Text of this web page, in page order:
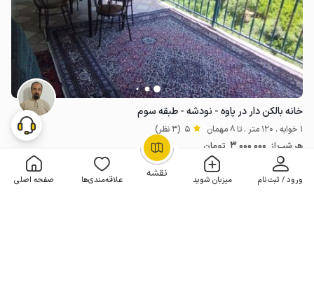
نقشه ورود / ثبت‌نام میزبان شوید علاقه‌مندی‌ها صفحه اصلی
OpenStreetMap
خانه بالکن دار در پاوه - نودشه - طبقه سوم
1 خوابه . 120 متر . تا 8 مهمان 5 (3 نظر)
هر شب از 3٬000٬000 تومان
10% تخفیف از 7 شب